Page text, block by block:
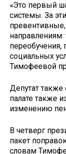
«Это первый
системы. За
направлениям:
социальных
Тимофеевой
Депутат также
палате также
изменению
В четверг
пакет
словам